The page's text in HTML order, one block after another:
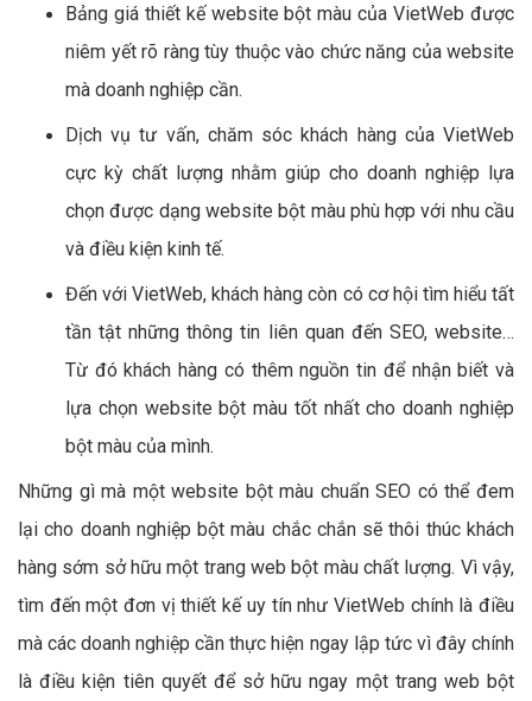
Bảng giá thiết kế website bột màu của VietWeb được
niêm yết rõ ràng tùy thuộc vào chức năng của website
mà doanh nghiệp cần.
Dịch vụ tư vấn, chăm sóc khách hàng của VietWeb
cực kỳ chất lượng nhằm giúp cho doanh nghiệp lựa
chọn được dạng website bột màu phù hợp với nhu cầu
và điều kiện kinh tế.
Đến với VietWeb, khách hàng còn có cơ hội tìm hiểu tất
tần tật những thông tin liên quan đến SEO, website…
Từ đó khách hàng có thêm nguồn tin để nhận biết và
lựa chọn website bột màu tốt nhất cho doanh nghiệp
bột màu của mình.
Những gì mà một website bột màu chuẩn SEO có thể đem
lại cho doanh nghiệp bột màu chắc chắn sẽ thôi thúc khách
hàng sớm sở hữu một trang web bột màu chất lượng. Vì vậy,
tìm đến một đơn vị thiết kế uy tín như VietWeb chính là điều
mà các doanh nghiệp cần thực hiện ngay lập tức vì đây chính
là điều kiện tiên quyết để sở hữu ngay một trang web bột